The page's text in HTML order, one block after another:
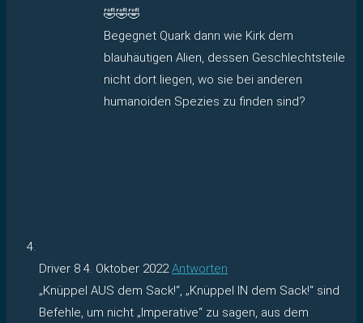
🤣🤣🤣
Begegnet Quark dann wie Kirk dem
blauhäutigen Alien, dessen Geschlechtsteile
nicht dort liegen, wo sie bei anderen
humanoiden Spezies zu finden sind?
Driver 8 4. Oktober 2022 Antworten
„Knüppel AUS dem Sack!“, „Knüppel IN dem Sack!“ sind
Befehle, um nicht „Imperative“ zu sagen, aus dem